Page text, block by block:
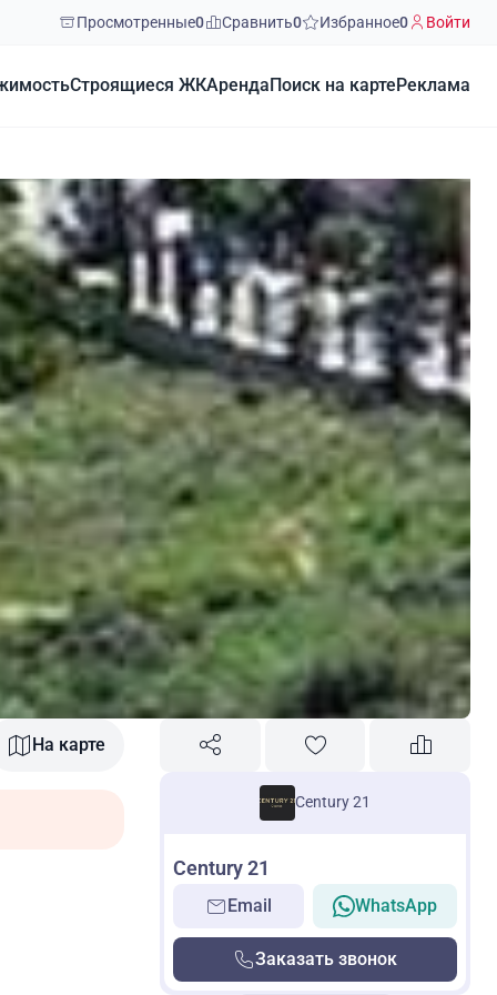
Просмотренные0 Сравнить0 Избранное0 Войти
Строящиеся ЖКАренда Поиск на карте Реклама
На карте
Century 21
Century 21
Email WhatsApp
Заказать звонок